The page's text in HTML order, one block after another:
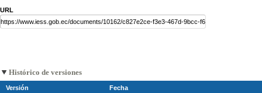
URL
Histórico de versiones
Versión Fecha